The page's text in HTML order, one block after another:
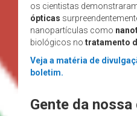
os cientistas
ópticas
nanopartículas como
biológicos no tratamento
Veja a matéria de
boletim.
Gente da